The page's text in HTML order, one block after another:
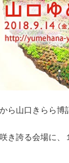
ら山口きらら博
き誇る会場に